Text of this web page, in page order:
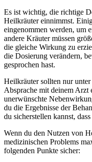
Es ist wichtig, die richtige
Heilkräuter einnimmst.
eingenommen werden, um
andere Kräuter müssen
die gleiche Wirkung zu
die Dosierung verändern,
gesprochen hast.
Heilkräuter sollten nur
Absprache mit deinem Arzt
unerwünschte
du die Ergebnisse der
du sicherstellen kannst,
Wenn du den Nutzen von
medizinischen Problems
folgenden Punkte sicher: